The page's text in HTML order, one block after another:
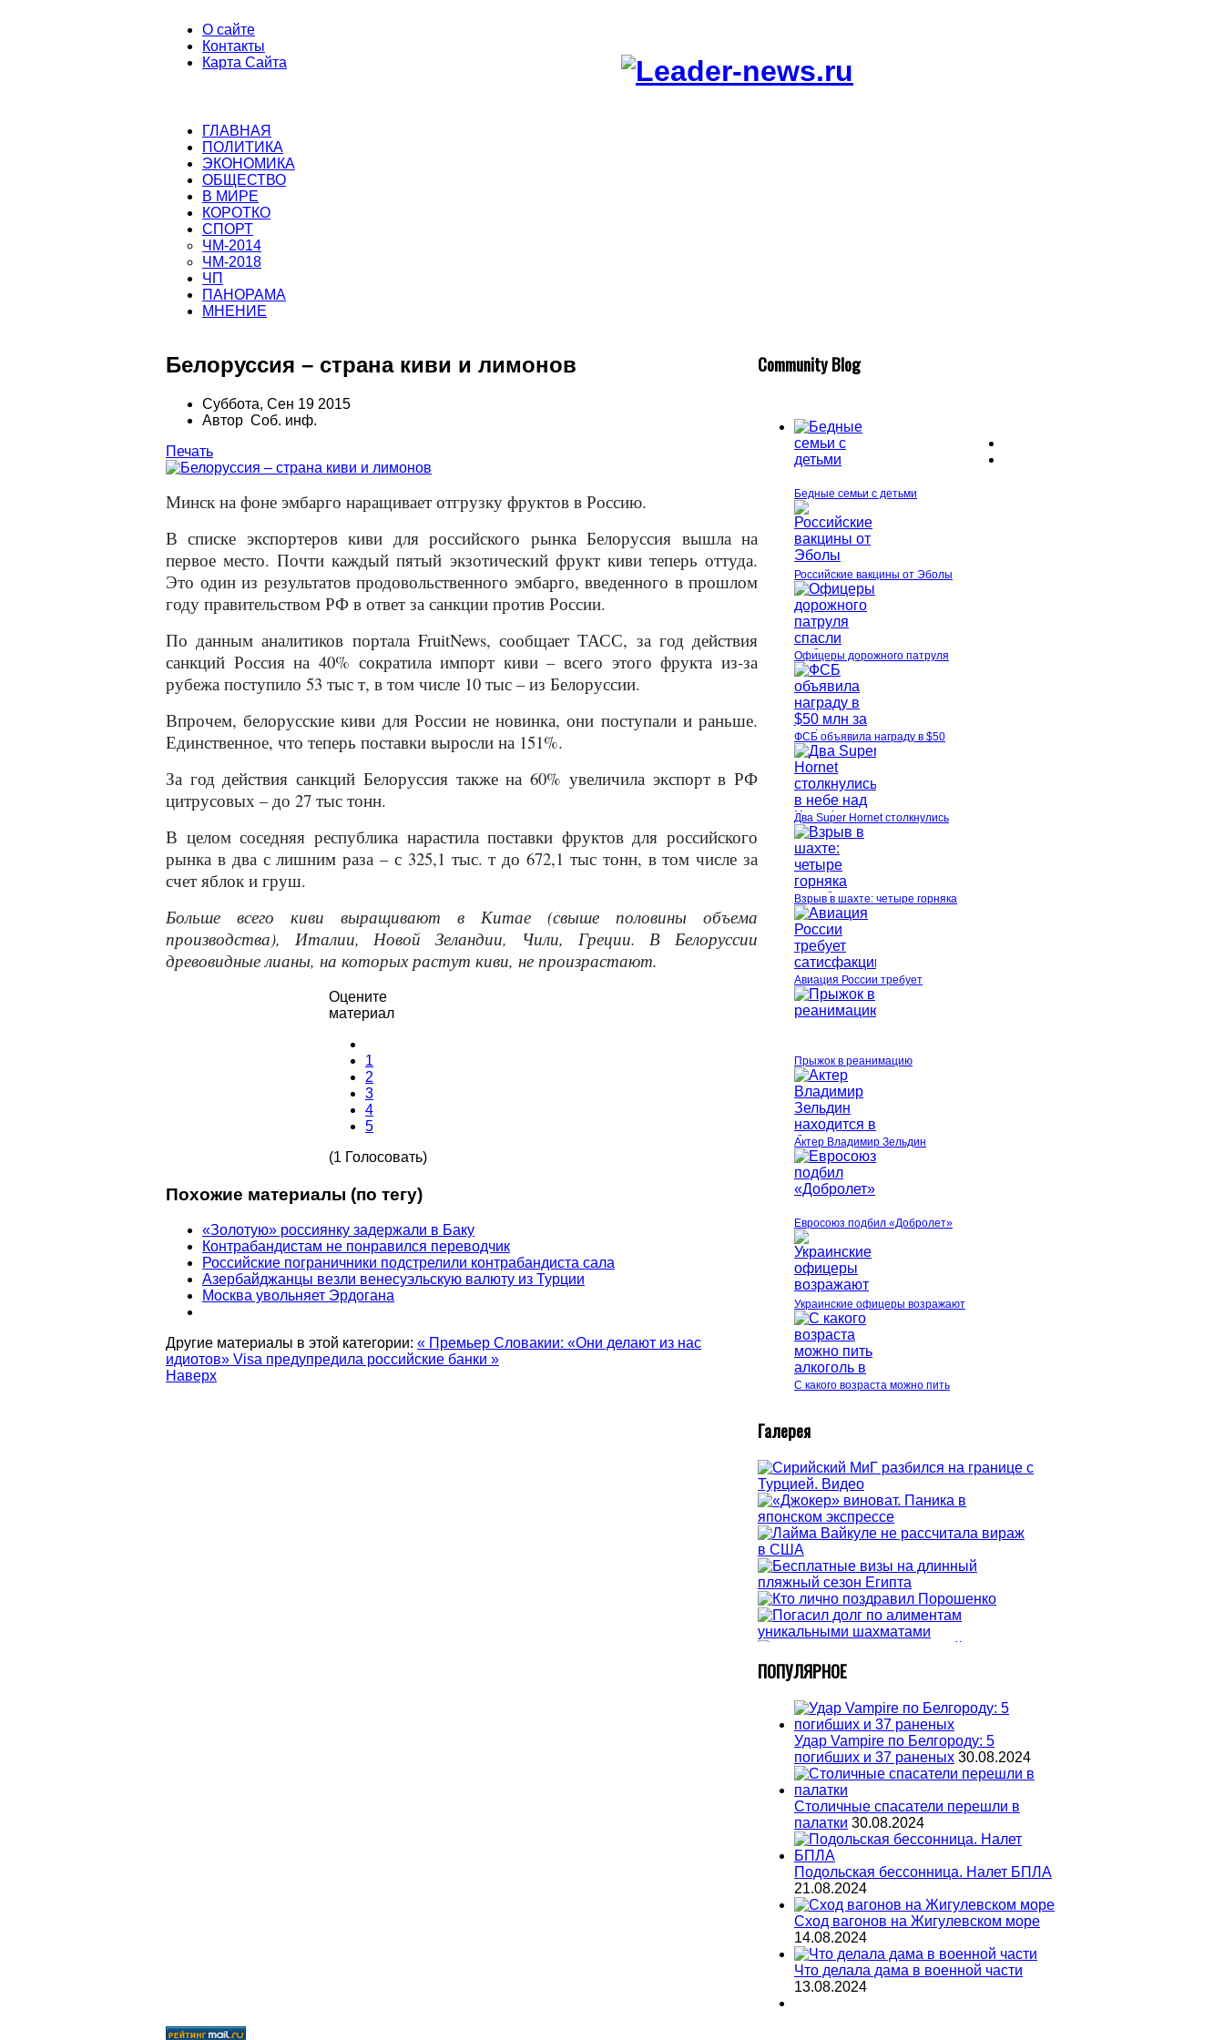
О сайте
Контакты
Карта Сайта
ГЛАВНАЯ
ПОЛИТИКА
ЭКОНОМИКА
ОБЩЕСТВО
В МИРЕ
КОРОТКО
СПОРТ
ЧМ-2014
ЧМ-2018
ЧП
ПАНОРАМА
МНЕНИЕ
Белоруссия – страна киви и лимонов
Суббота, Сен 19 2015
Автор Соб. инф.
Печать
Минск на фоне эмбарго наращивает отгрузку фруктов в Россию.
В списке экспортеров киви для российского рынка Белоруссия вышла на
первое место. Почти каждый пятый экзотический фрукт киви теперь оттуда.
Это один из результатов продовольственного эмбарго, введенного в прошлом
году правительством РФ в ответ за санкции против России.
По данным аналитиков портала FruitNews, сообщает ТАСС, за год действия
санкций Россия на 40% сократила импорт киви – всего этого фрукта из-за
рубежа поступило 53 тыс т, в том числе 10 тыс – из Белоруссии.
Впрочем, белорусские киви для России не новинка, они поступали и раньше.
Единственное, что теперь поставки выросли на 151%.
За год действия санкций Белоруссия также на 60% увеличила экспорт в РФ
цитрусовых – до 27 тыс тонн.
В целом соседняя республика нарастила поставки фруктов для российского
рынка в два с лишним раза – с 325,1 тыс. т до 672,1 тыс тонн, в том числе за
счет яблок и груш.
Больше всего киви выращивают в Китае (свыше половины объема
производства), Италии, Новой Зеландии, Чили, Греции.
В Белоруссии
древовидные лианы, на которых растут киви, не произрастают.
Оцените
материал
1
2
3
4
5
(1 Голосовать)
Похожие материалы (по тегу)
«Золотую» россиянку задержали в Баку
Контрабандистам не понравился переводчик
Российские пограничники подстрелили контрабандиста сала
Азербайджанцы везли венесуэльскую валюту из Турции
Москва увольняет Эрдогана
Другие материалы в этой категории: « Премьер Словакии: «Они делают из нас
идиотов» Visa предупредила российские банки »
Наверх
Community Blog
Бедные семьи с детьми
Российские вакцины от Эболы
Офицеры дорожного патруля
ФСБ объявила награду в $50
Два Super Hornet столкнулись
Взрыв в шахте: четыре горняка
Авиация России требует
Прыжок в реанимацию
Актер Владимир Зельдин
Евросоюз подбил «Добролет»
Украинские офицеры возражают
С какого возраста можно пить
Галерея
ПОПУЛЯРНОЕ
Удар Vampire по Белгороду: 5
погибших и 37 раненых 30.08.2024
Столичные спасатели перешли в
палатки 30.08.2024
Подольская бессонница. Налет БПЛА
21.08.2024
Сход вагонов на Жигулевском море
14.08.2024
Что делала дама в военной части
13.08.2024